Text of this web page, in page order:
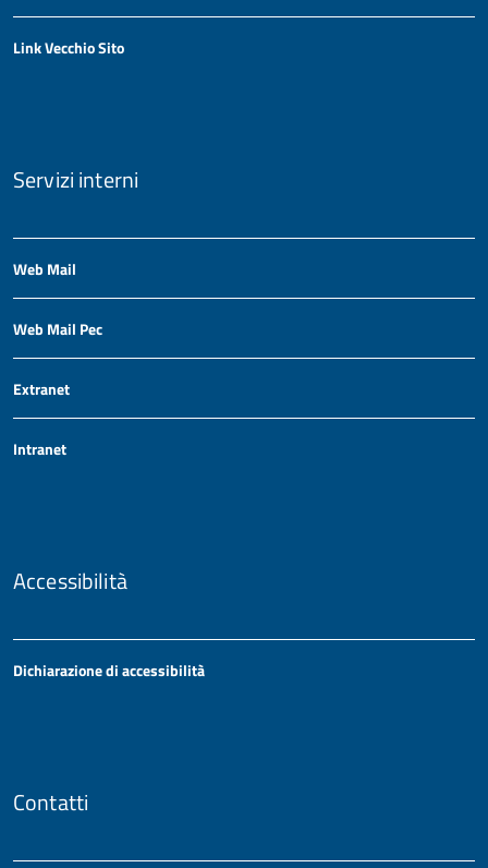
Link Vecchio Sito
Servizi interni
Web Mail
Web Mail Pec
Extranet
Intranet
Accessibilità
Dichiarazione di accessibilità
Contatti